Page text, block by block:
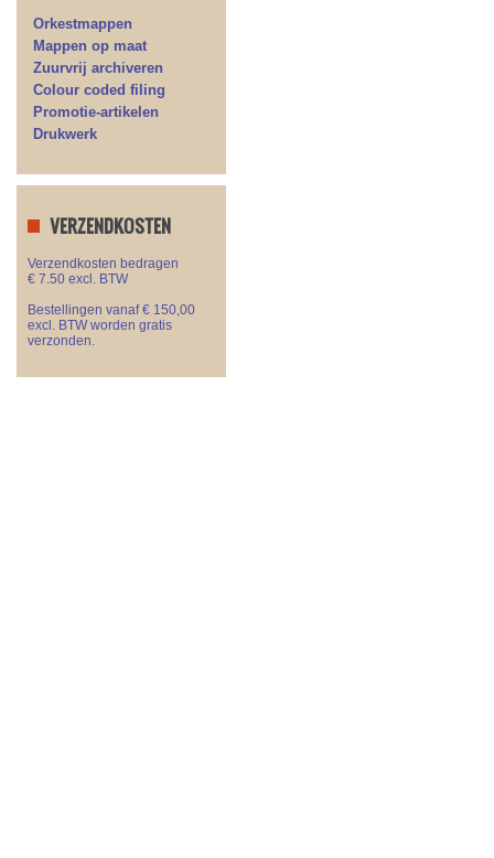
Orkestmappen
Mappen op maat
Zuurvrij archiveren
Colour coded filing
Promotie-artikelen
Drukwerk
VERZENDKOSTEN
Verzendkosten bedragen
€ 7.50 excl. BTW
Bestellingen vanaf € 150,00
excl. BTW worden gratis
verzonden.